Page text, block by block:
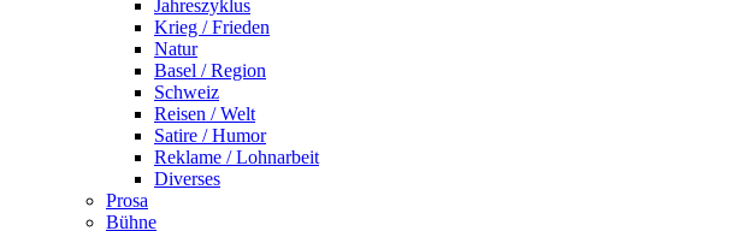
Jahreszyklus
Krieg / Frieden
Natur
Basel / Region
Schweiz
Reisen / Welt
Satire / Humor
Reklame / Lohnarbeit
Diverses
Prosa
Bühne